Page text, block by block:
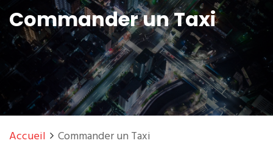
Commander un Taxi
Accueil Commander un Taxi